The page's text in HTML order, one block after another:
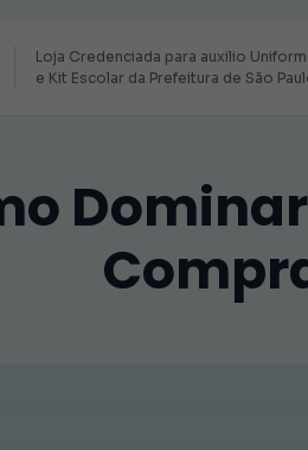
Loja Credenciada para auxilio
e Kit Escolar da Prefeitura de São